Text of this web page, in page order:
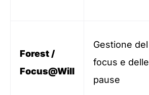
Forest /
Focus@Will
Gestione del
focus e delle
pause